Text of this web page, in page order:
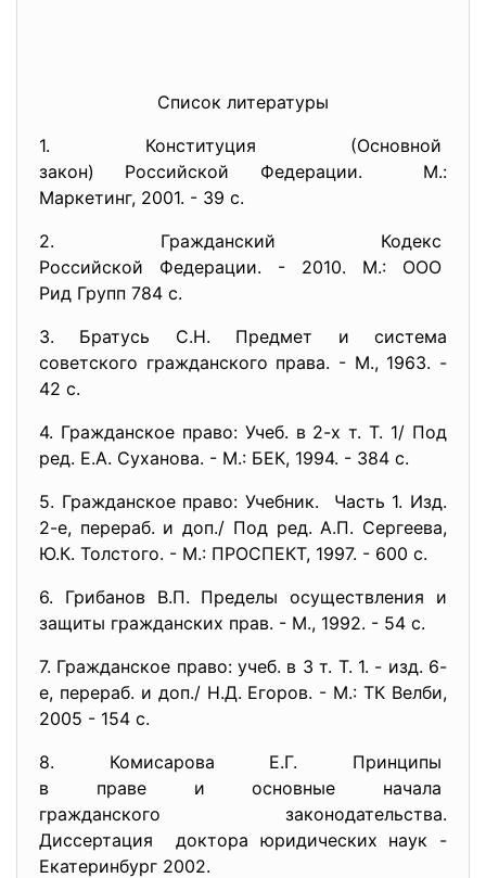
Список литературы
1. Конституция (Основной
закон) Российской Федерации. М.:
Маркетинг, 2001. - 39 с.
2. Гражданский Кодекс
Российской Федерации. - 2010. М.: ООО
Рид Групп 784 с.
3. Братусь С.Н. Предмет и система
советского гражданского права. - М., 1963. -
42 с.
4. Гражданское право: Учеб. в 2-х т. Т. 1/ Под
ред. Е.А. Суханова. - М.: БЕК, 1994. - 384 с.
5. Гражданское право: Учебник. Часть 1. Изд.
2-е, перераб. и доп./ Под ред. А.П. Сергеева,
Ю.К. Толстого. - М.: ПРОСПЕКТ, 1997. - 600 с.
6. Грибанов В.П. Пределы осуществления и
защиты гражданских прав. - М., 1992. - 54 с.
7. Гражданское право: учеб. в 3 т. Т. 1. - изд. 6-
е, перераб. и доп./ Н.Д. Егоров. - М.: ТК Велби,
2005 - 154 с.
8. Комисарова Е.Г. Принципы
в праве и основные начала
гражданского законодательства.
Диссертация доктора юридических наук -
Екатеринбург 2002.